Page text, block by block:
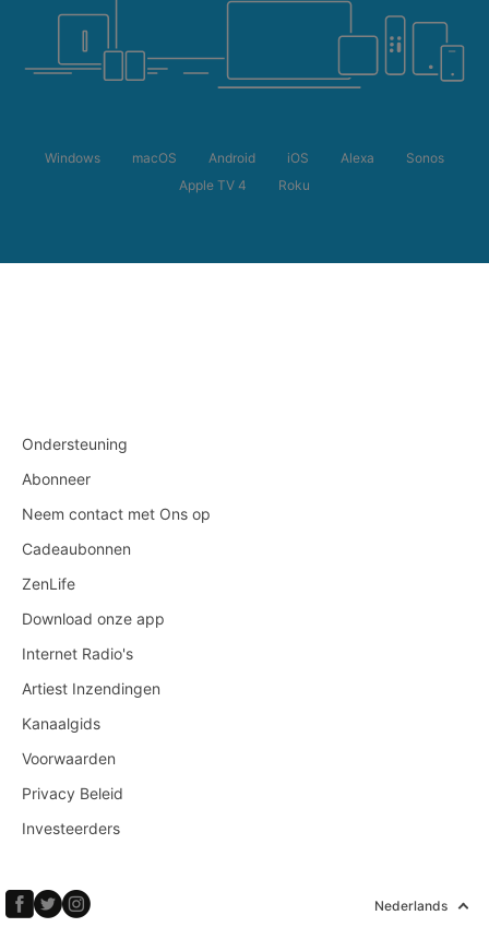
Windows macOS Android iOS Alexa
Sonos
Apple TV 4
Roku
Ondersteuning
Abonneer
Neem contact met Ons op
Cadeaubonnen
ZenLife
Download onze app
Internet Radio's
Artiest Inzendingen
Kanaalgids
Voorwaarden
Privacy Beleid
Investeerders
Nederlands